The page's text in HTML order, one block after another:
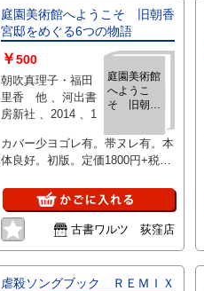
庭園美術館へようこそ 旧朝香
宮邸をめぐる6つの物語
庭園美術館
へようこ
そ 旧朝香
る6つの物
語
￥500
朝吹真理子・福田
里香 他 、河出書
房新社 、2014 、1
カバー少ヨゴレ有。帯ヌレ有。本
体良好。初版。定価1800円+税。
古書ワルツ 荻窪店
虐殺ソングブック ＲＥＭＩＸ